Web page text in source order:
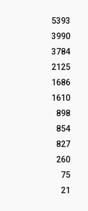
5393
3990
3784
2125
1686
1610
898
854
827
260
75
21